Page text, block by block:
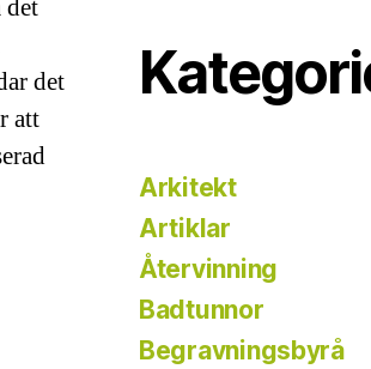
det
det
att
Arkitekt
Artiklar
Återvinning
Badtunnor
Begravningsbyrå